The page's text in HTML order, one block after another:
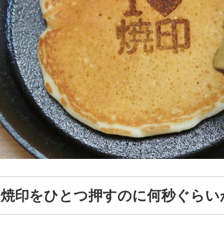
焼印をひとつ押すのに何秒ぐらい